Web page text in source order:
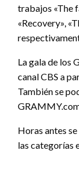
trabajos «The
«Recovery»,
La gala de los
canal CBS a
También se
Horas antes
las categorías